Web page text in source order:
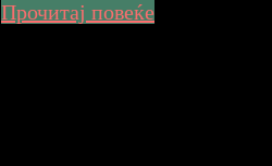
Прочитај повеќе